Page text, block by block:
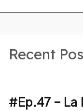
Recent
#Ep.47 – La